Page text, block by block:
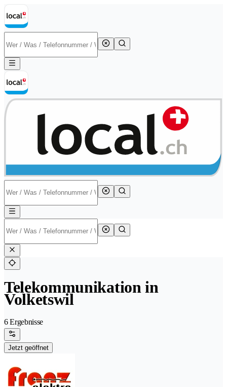
Telekommunikation in
Volketswil
6 Ergebnisse
Jetzt geöffnet